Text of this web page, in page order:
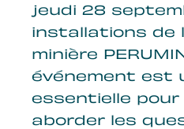
jeudi 28
installations de
minière
événement est
essentielle
aborder les